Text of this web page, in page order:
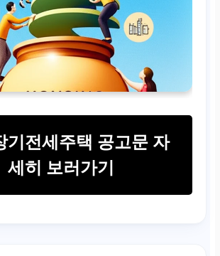
기전세주택 공고문 자
세히 보러가기